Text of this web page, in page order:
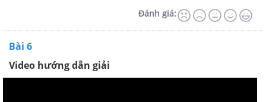
Đánh giá:
Bài 6
Video hướng dẫn giải